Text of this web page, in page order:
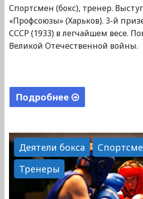
Спортсмен (бокс), тренер.
«Профсоюзы» (Харьков). 3-й
СССР (1933) в легчайшем весе.
Великой Отечественной войны.
Подробнее
Деятели бокса
Тренеры